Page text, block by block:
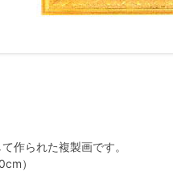
作られた複製画です。
）